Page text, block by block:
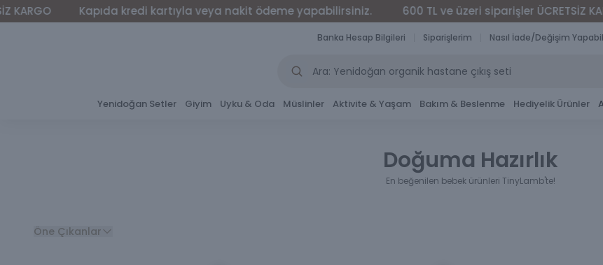
Kapıda kredi kartıyla veya nakit ödeme yapabilirsiniz. 600 TL ve üzeri siparişler ÜCRETSİZ KARGO
Banka Hesap Bilgileri Siparişlerim Nasıl İade/Değişim
Yenidoğan Setler Giyim Uyku & Oda Müslinler Aktivite & Yaşam Bakım & Beslenme Hediyelik Ürünler
Doğuma Hazırlık
En beğenilen bebek ürünleri TinyLamb'te!
Öne Çıkanlar